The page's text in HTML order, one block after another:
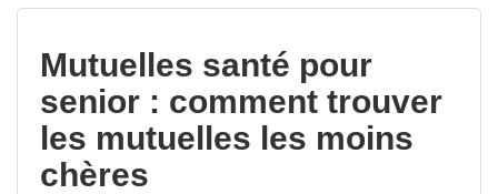
Mutuelles santé pour
senior : comment trouver
les mutuelles les moins
chères